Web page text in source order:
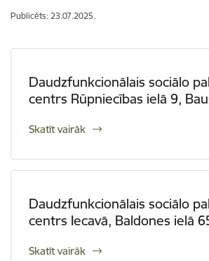
Publicēts: 23.07.2025.
Daudzfunkcionālais sociālo
centrs Rūpniecības ielā 9,
Skatīt vairāk
Daudzfunkcionālais sociālo
centrs Iecavā, Baldones ielā
Skatīt vairāk